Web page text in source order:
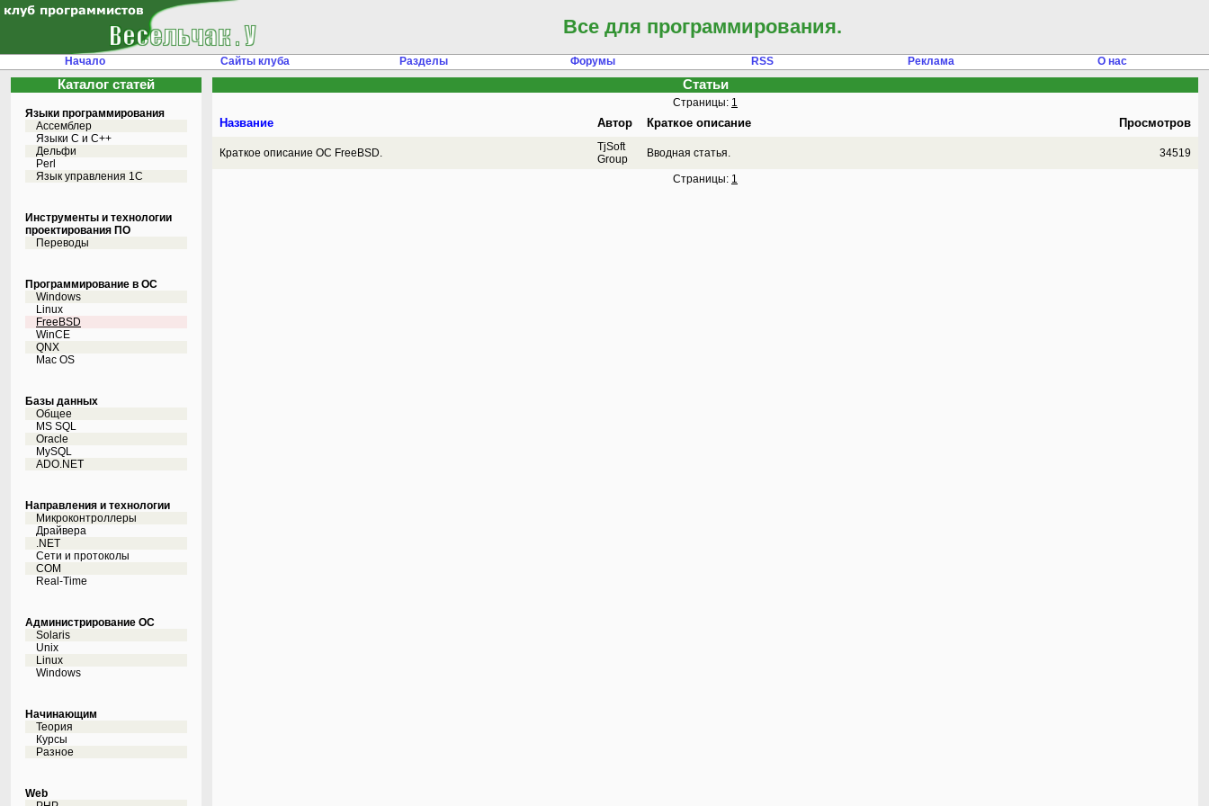
Все для программирования.
Начало Сайты клуба Разделы Форумы RSS Реклама О нас
Каталог статей
Языки программирования
Ассемблер
Языки С и C++
Дельфи
Perl
Язык управления 1С
Инструменты и технологии
проектирования ПО
Переводы
Программирование в ОС
Windows
Linux
FreeBSD
WinCE
QNX
Mac OS
Базы данных
Общее
MS SQL
Oracle
MySQL
ADO.NET
Направления и технологии
Микроконтроллеры
Драйвера
.NET
Сети и протоколы
COM
Real-Time
Администрирование ОС
Solaris
Unix
Linux
Windows
Начинающим
Теория
Курсы
Разное
Web
Статьи
Страницы: 1
Название Автор Краткое описание Просмотров
Краткое описание ОС FreeBSD.
TjSoft
Group
Вводная статья. 34519
Страницы: 1